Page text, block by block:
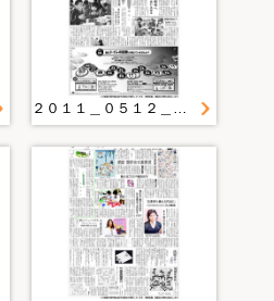
２０１１＿０５１２＿２０＿慰霊・復興 祈りの歌 盛岡の合唱クラブ ＣＤ化し無償配布へ